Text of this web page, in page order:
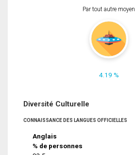
Par tout autre moyen
4.19 %
Diversité Culturelle
CONNAISSANCE DES LANGUES OFFICIELLES
Anglais
% de personnes